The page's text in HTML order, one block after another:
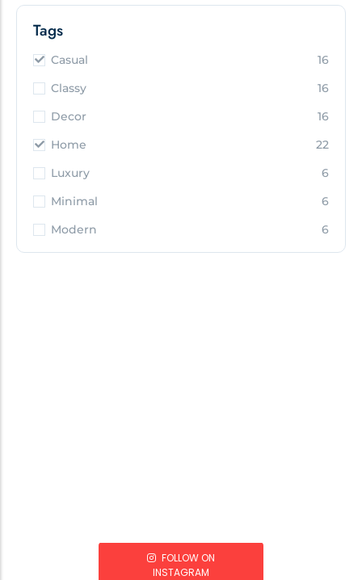
Tags
Casual
16
Classy
16
Decor
16
Home
22
Luxury
6
Minimal
6
Modern
6
FOLLOW ON
INSTAGRAM